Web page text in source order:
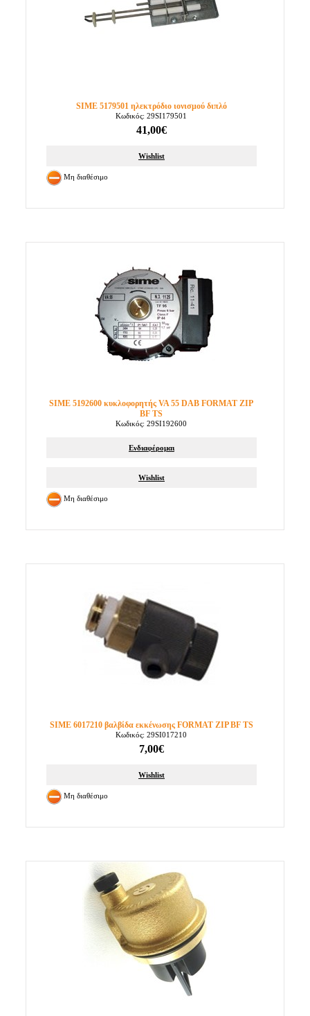
SIME 5179501 ηλεκτρόδιο ιονισμού διπλό
Κωδικός: 29SI179501
41,00€
Wishlist
Μη διαθέσιμο
SIME 5192600 κυκλοφορητής VA 55 DAB FORMAT ZIP
BF TS
Κωδικός: 29SI192600
Ενδιαφέρομαι
Wishlist
Μη διαθέσιμο
SIME 6017210 βαλβίδα εκκένωσης FORMAT ZIP BF TS
Κωδικός: 29SI017210
7,00€
Wishlist
Μη διαθέσιμο